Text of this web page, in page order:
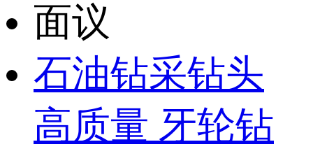
面议
石油钻采钻头
高质量 牙轮钻